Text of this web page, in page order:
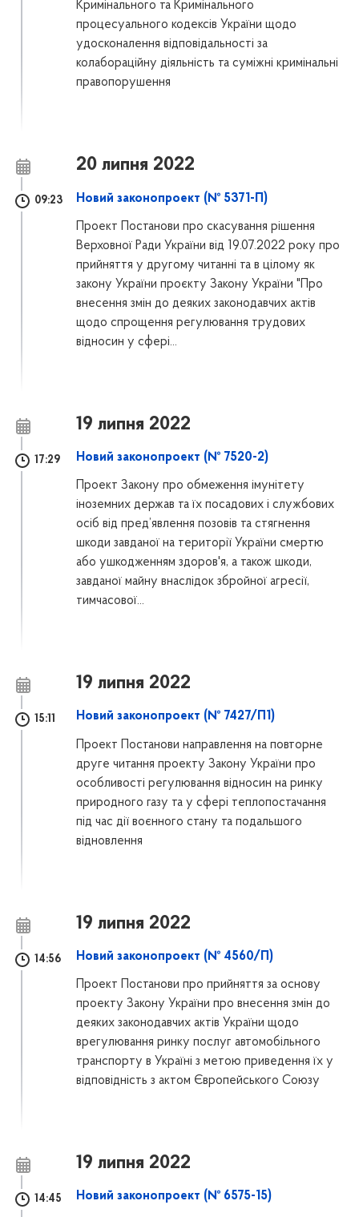
Кримінального та Кримінального
процесуального кодексів України щодо
удосконалення відповідальності за
колабораційну діяльність та суміжні кримінальні
правопорушення
20 липня 2022
09:23 Новий законопроект (№ 5371-П)
Проект Постанови про скасування рішення
Верховної Ради України від 19.07.2022 року про
прийняття у другому читанні та в цілому як
закону України проєкту Закону України "Про
внесення змін до деяких законодавчих актів
щодо спрощення регулювання трудових
відносин у сфері...
19 липня 2022
17:29 Новий законопроект (№ 7520-2)
Проект Закону про обмеження імунітету
іноземних держав та їх посадових і службових
осіб від пред’явлення позовів та стягнення
шкоди завданої на території України смертю
або ушкодженням здоров'я, а також шкоди,
завданої майну внаслідок збройної агресії,
тимчасової...
19 липня 2022
15:11 Новий законопроект (№ 7427/П1)
Проект Постанови направлення на повторне
друге читання проекту Закону України про
особливості регулювання відносин на ринку
природного газу та у сфері теплопостачання
під час дії воєнного стану та подальшого
відновлення
19 липня 2022
14:56 Новий законопроект (№ 4560/П)
Проект Постанови про прийняття за основу
проекту Закону України про внесення змін до
деяких законодавчих актів України щодо
врегулювання ринку послуг автомобільного
транспорту в Україні з метою приведення їх у
відповідність з актом Європейського Союзу
19 липня 2022
14:45 Новий законопроект (№ 6575-15)